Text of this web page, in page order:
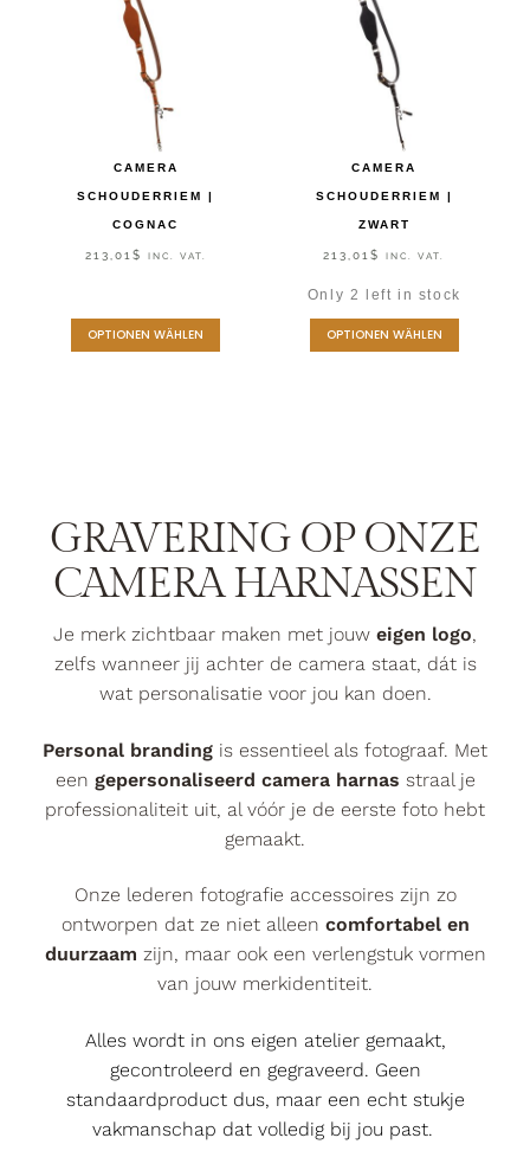
CAMERA
SCHOUDERRIEM |
COGNAC
213,01 $ INC. VAT.
OPTIONEN WÄHLEN
CAMERA
SCHOUDERRIEM |
ZWART
213,01$ INC. VAT.
Only 2 left in stock
OPTIONEN WÄHLEN
GRAVERING OP ONZE
CAMERA HARNASSEN
Je merk zichtbaar maken met jouw eigen logo,
zelfs wanneer jij achter de camera staat, dát is
wat personalisatie voor jou kan doen.
Personal branding is essentieel als fotograaf. Met
een gepersonaliseerd camera harnas straal je
professionaliteit uit, al vóór je de eerste foto hebt
gemaakt.
Onze lederen fotografie accessoires zijn zo
ontworpen dat ze niet alleen comfortabel en
duurzaam zijn, maar ook een verlengstuk vormen
van jouw merkidentiteit.
Alles wordt in ons eigen atelier gemaakt,
gecontroleerd en gegraveerd. Geen
standaardproduct dus, maar een echt stukje
vakmanschap dat volledig bij jou past.